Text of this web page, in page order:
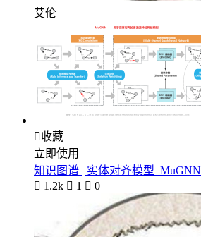
艾伦
收藏
立即使用
知识图谱 | 实体对齐模型_MuGNN
 1.2k  1  0